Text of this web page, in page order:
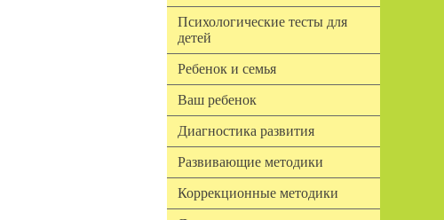
Психологические тесты для
детей
Ребенок и семья
Ваш ребенок
Диагностика развития
Развивающие методики
Коррекционные методики